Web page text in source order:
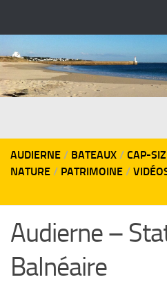
AUDIERNE / BATEAUX / CAP-
NATURE / PATRIMOINE /
Audierne –
Balnéaire